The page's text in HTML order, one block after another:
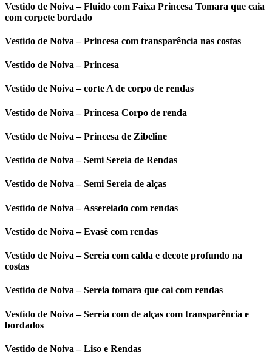
Vestido de Noiva – Fluido com Faixa Princesa Tomara que caia
com corpete bordado
Vestido de Noiva – Princesa com transparência nas costas
Vestido de Noiva – Princesa
Vestido de Noiva – corte A de corpo de rendas
Vestido de Noiva – Princesa Corpo de renda
Vestido de Noiva – Princesa de Zibeline
Vestido de Noiva – Semi Sereia de Rendas
Vestido de Noiva – Semi Sereia de alças
Vestido de Noiva – Assereiado com rendas
Vestido de Noiva – Evasê com rendas
Vestido de Noiva – Sereia com calda e decote profundo na
costas
Vestido de Noiva – Sereia tomara que cai com rendas
Vestido de Noiva – Sereia com de alças com transparência e
bordados
Vestido de Noiva – Liso e Rendas